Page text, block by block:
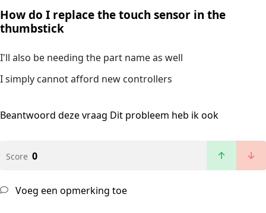
How do I replace the touch sensor in the
thumbstick
I'll also be needing the part name as well
I simply cannot afford new controllers
Beantwoord deze vraag Dit probleem heb ik ook
Score 0
Voeg een opmerking toe